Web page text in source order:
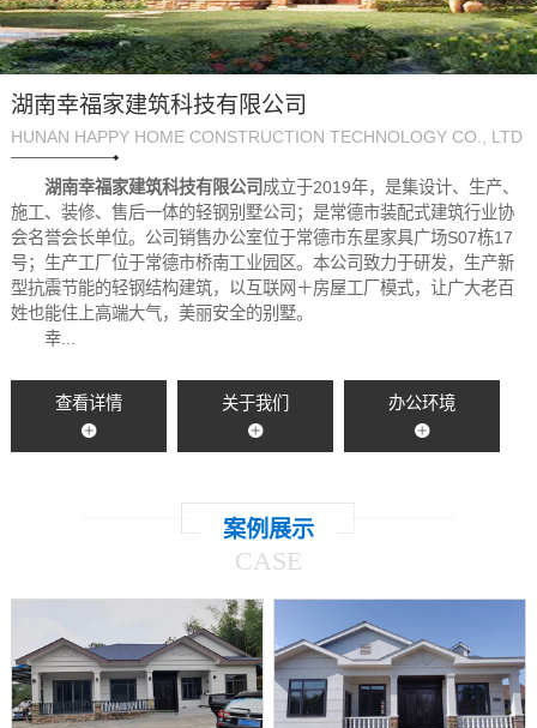
湖南幸福家建筑科技有限公司
HUNAN HAPPY HOME CONSTRUCTION TECHNOLOGY CO., LTD
湖南幸福家建筑科技有限公司 成立于2019年，是集设计、生产、
施工、装修、售后一体的轻钢别墅公司；是常德市装配式建筑行业协
会名誉会长单位。公司销售办公室位于常德市东星家具广场S07栋17
号；生产工厂位于常德市桥南工业园区。本公司致力于研发，生产新
型抗震节能的轻钢结构建筑，以互联网＋房屋工厂模式，让广大老百
姓也能住上高端大气，美丽安全的别墅。
幸...
查看详情 关于我们 办公环境
案例展示
CASE